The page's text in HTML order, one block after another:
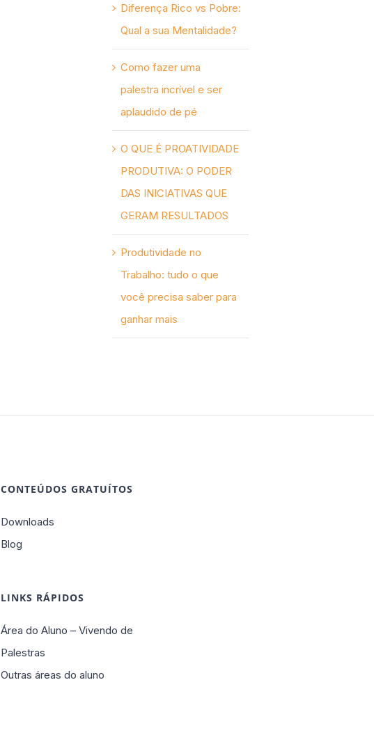
Diferença Rico vs Pobre:
Qual a sua Mentalidade?
Como fazer uma
palestra incrível e ser
aplaudido de pé
O QUE É PROATIVIDADE
PRODUTIVA: O PODER
DAS INICIATIVAS QUE
GERAM RESULTADOS
Produtividade no
Trabalho: tudo o que
você precisa saber para
ganhar mais
CONTEÚDOS GRATUÍTOS
Downloads
Blog
LINKS RÁPIDOS
Área do Aluno – Vivendo de
Palestras
Outras áreas do aluno